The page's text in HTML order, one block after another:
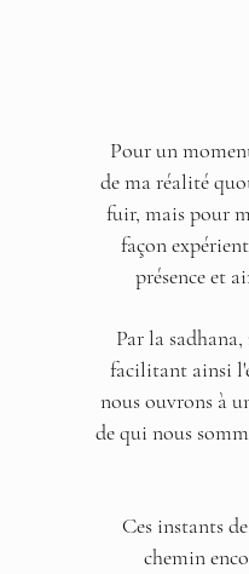
Pour un
de ma réalité
fuir, mais pour
façon
présence et
Par la
facilitant ainsi
nous ouvrons à
de qui nous
Ces instants
chemin